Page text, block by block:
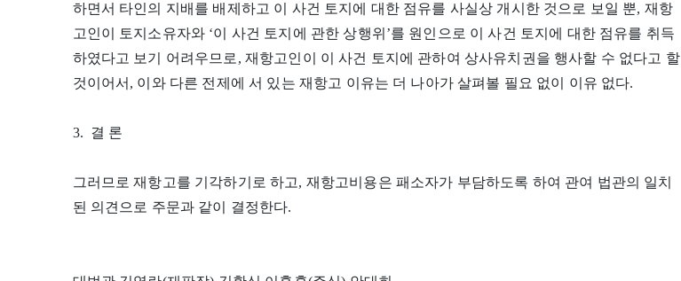
하면서 타인의 지배를 배제하고 이 사건 토지에 대한 점유를 사실상 개시한 것으로 보일 뿐, 재항
고인이 토지소유자와 ‘이 사건 토지에 관한 상행위’를 원인으로 이 사건 토지에 대한 점유를 취득
하였다고 보기 어려우므로, 재항고인이 이 사건 토지에 관하여 상사유치권을 행사할 수 없다고 할
것이어서, 이와 다른 전제에 서 있는 재항고 이유는 더 나아가 살펴볼 필요 없이 이유 없다.
3. 결 론
그러므로 재항고를 기각하기로 하고, 재항고비용은 패소자가 부담하도록 하여 관여 법관의 일치
된 의견으로 주문과 같이 결정한다.